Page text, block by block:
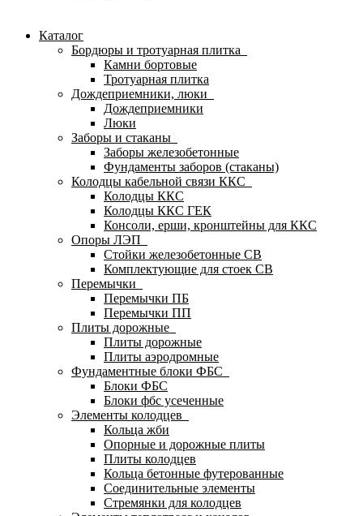
Каталог
Бордюры и тротуарная плитка
Камни бортовые
Тротуарная плитка
Дождеприемники, люки
Дождеприемники
Люки
Заборы и стаканы
Заборы железобетонные
Фундаменты заборов (стаканы)
Колодцы кабельной связи ККС
Колодцы ККС
Колодцы ККС ГЕК
Консоли, ерши, кронштейны для ККС
Опоры ЛЭП
Стойки железобетонные СВ
Комплектующие для стоек СВ
Перемычки
Перемычки ПБ
Перемычки ПП
Плиты дорожные
Плиты дорожные
Плиты аэродромные
Фундаментные блоки ФБС
Блоки ФБС
Блоки фбс усеченные
Элементы колодцев
Кольца жби
Опорные и дорожные плиты
Плиты колодцев
Кольца бетонные футерованные
Соединительные элементы
Стремянки для колодцев